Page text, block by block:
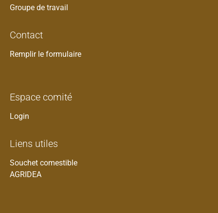
Groupe de travail
Contact
Remplir le formulaire
Espace comité
Login
Liens utiles
Souchet comestible
AGRIDEA